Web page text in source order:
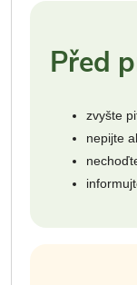
Před
zvyšte
nepijte